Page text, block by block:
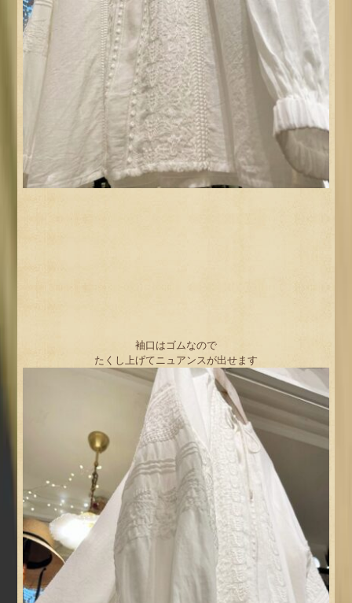
袖口はゴムなので
たくし上げてニュアンスが出せます